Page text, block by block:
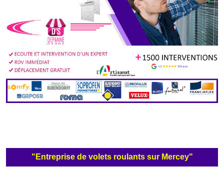
"Entreprise de volets roulants sur Mercey"